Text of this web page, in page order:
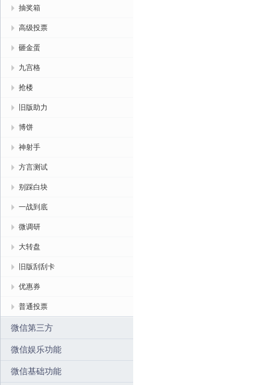
抽奖箱
高级投票
砸金蛋
九宫格
抢楼
旧版助力
博饼
神射手
方言测试
别踩白块
一战到底
微调研
大转盘
旧版刮刮卡
优惠券
普通投票
微信第三方
微信娱乐功能
微信基础功能